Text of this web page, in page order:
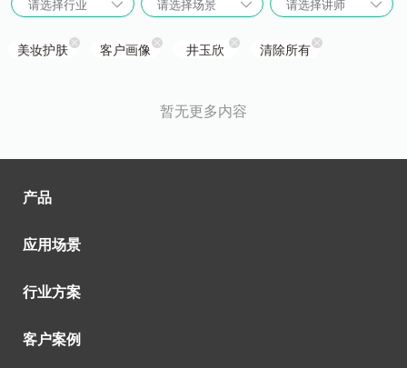
请选择行业 请选择场景 请选择讲师
美妆护肤 客户画像 井玉欣 清除所有
暂无更多内容
产品
应用场景
行业方案
客户案例